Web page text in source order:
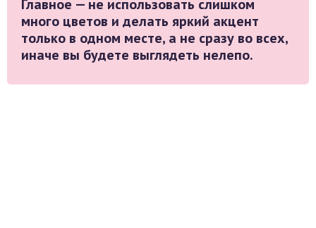
Главное — не использовать слишком
много цветов и делать яркий акцент
только в одном месте, а не сразу во всех,
иначе вы будете выглядеть нелепо.